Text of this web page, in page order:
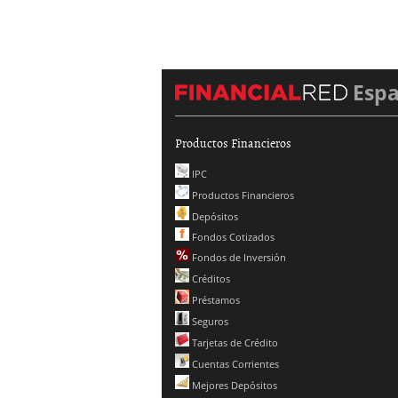
Productos Financieros
IPC
Productos Financieros
Depósitos
Fondos Cotizados
Fondos de Inversión
Créditos
Préstamos
Seguros
Tarjetas de Crédito
Cuentas Corrientes
Mejores Depósitos